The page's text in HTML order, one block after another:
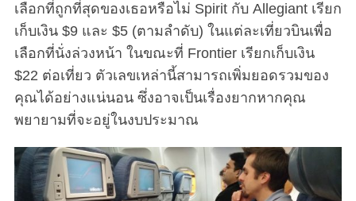
เลือกที่ถูกที่สุดของเธอหรือไม่ Spirit กับ Allegiant เรียก
เก็บเงิน $9 และ $5 (ตามลำดับ) ในแต่ละเที่ยวบินเพื่อ
เลือกที่นั่งล่วงหน้า ในขณะที่ Frontier เรียกเก็บเงิน
$22 ต่อเที่ยว ตัวเลขเหล่านี้สามารถเพิ่มยอดรวมของ
คุณได้อย่างแน่นอน ซึ่งอาจเป็นเรื่องยากหากคุณ
พยายามที่จะอยู่ในงบประมาณ